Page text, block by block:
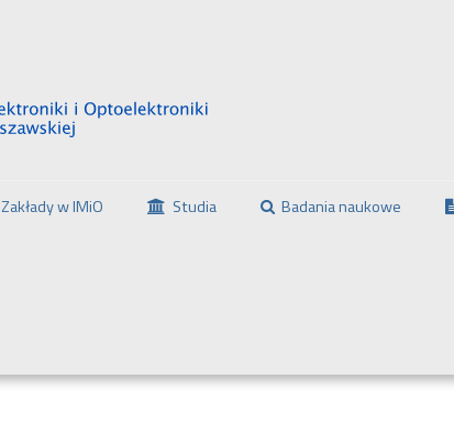
Zakłady w IMiO Studia Badania naukowe